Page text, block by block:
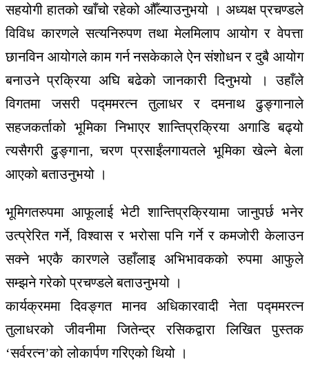
सहयोगी हातको खाँचो रहेको औँल्याउनुभयो । अध्यक्ष प्रचण्डले
विविध कारणले सत्यनिरुपण तथा मेलमिलाप आयोग र वेपत्ता
छानविन आयोगले काम गर्न नसकेकाले ऐन संशोधन र दुबै आयोग
बनाउने प्रक्रिया अघि बढेको जानकारी दिनुभयो । उहाँले
विगतमा जसरी पद्ममरत्न तुलाधर र दमनाथ ढुङ्गानाले
सहजकर्ताको भूमिका निभाएर शान्तिप्रक्रिया अगाडि बढ्यो
त्यसैगरी ढुङ्गाना, चरण प्रसाईंलगायतले भूमिका खेल्ने बेला
आएको बताउनुभयो ।
भूमिगतरुपमा आफूलाई भेटी शान्तिप्रक्रियामा जानुपर्छ भनेर
उत्प्रेरित गर्ने, विश्वास र भरोसा पनि गर्ने र कमजोरी केलाउन
सक्ने भएकै कारणले उहाँलाइ अभिभावकको रुपमा आफुले
सम्झने गरेको प्रचण्डले बताउनुभयो ।
कार्यक्रममा दिवङ्गत मानव अधिकारवादी नेता पद्ममरत्न
तुलाधरको जीवनीमा जितेन्द्र रसिकद्वारा लिखित पुस्तक
‘सर्वरत्न’को लोकार्पण गरिएको थियो ।